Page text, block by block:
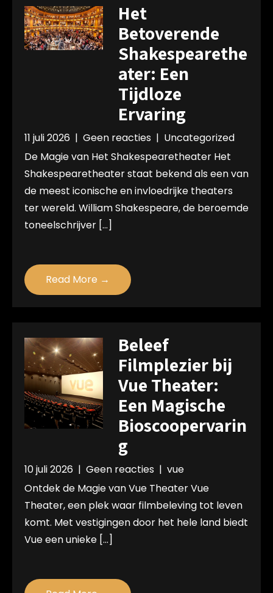
Het
Betoverende
Shakespearethe
ater: Een
Tijdloze
Ervaring
11 juli 2026 | Geen reacties | Uncategorized
De Magie van Het Shakespearetheater Het
Shakespearetheater staat bekend als een van
de meest iconische en invloedrijke theaters
ter wereld. William Shakespeare, de beroemde
toneelschrijver […]
Read More →
Beleef
Filmplezier bij
Vue Theater:
Een Magische
Bioscoopervarin
g
10 juli 2026 | Geen reacties | vue
Ontdek de Magie van Vue Theater Vue
Theater, een plek waar filmbeleving tot leven
komt. Met vestigingen door het hele land biedt
Vue een unieke […]